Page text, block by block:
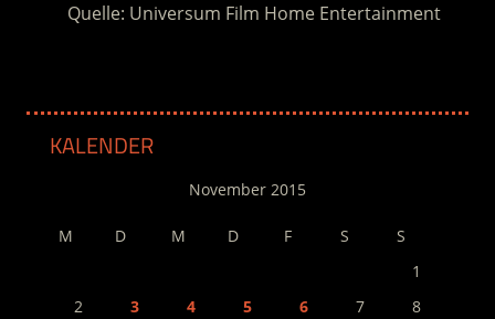
Quelle: Universum Film Home Entertainment
KALENDER
November 2015
M D M D F S
S
1
2
3 4 5 6 7
8